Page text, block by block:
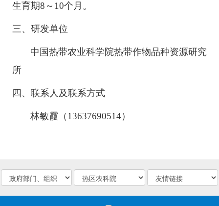
生育期8～10个月。
三、 研发单位
中国热带农业科学院热带作物品种资源研究
所
四、 联系人及联系方式
林敏霞（13637690514）